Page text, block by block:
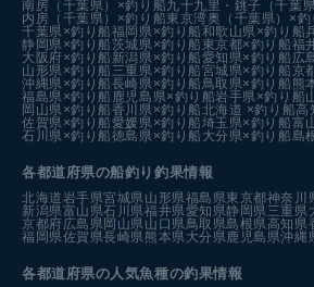
南房（千葉県）×釣り船九十九里・銚子（千葉
内房（千葉県）×釣り船東京湾奥（千葉県）×釣
千葉県×釣り船福岡県×釣り船和歌山県×釣り船
静岡県×釣り船茨城県×釣り船 東京都×釣り船福
大阪府×釣り船 新潟県×釣り船愛知県×釣り船 広
山形県×釣り船 三重県×釣り船宮城県×釣り船京
沖縄県×釣り船長崎県×釣り船鳥取県×釣り船 熊
福島県×釣り船 鹿児島県×釣り船岩手県×釣り船
岡山県×釣り船香川県×釣り船北海道 ×釣り船高
佐賀県×釣り船愛媛県×釣り船埼玉県×釣り船富
石川県×釣り船徳島県×釣り船 大分県×釣り船島
各都道府県の船釣り釣果情報
北海道岩手県宮城県山形県福島県東京都神奈川
新潟県富山県石川県福井県愛知県静岡県三重県
京都府広島県岡山県山口県鳥取県島根県高知県
福岡県佐賀県長崎県熊本県大分県鹿児島県沖縄
各都道府県の人気魚種の釣果情報